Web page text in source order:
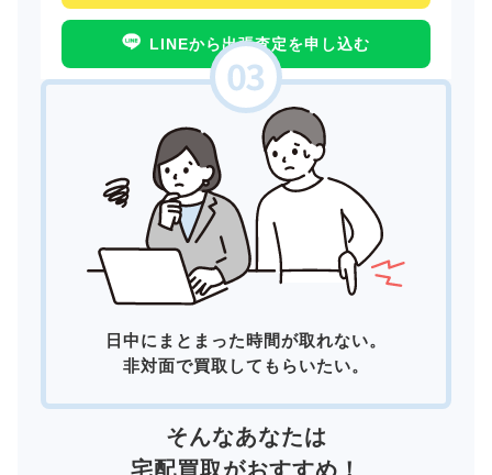
LINEから出張査定を申し込む
日中にまとまった時間が取れない。
非対面で買取してもらいたい。
そんなあなたは
宅配買取がおすすめ！